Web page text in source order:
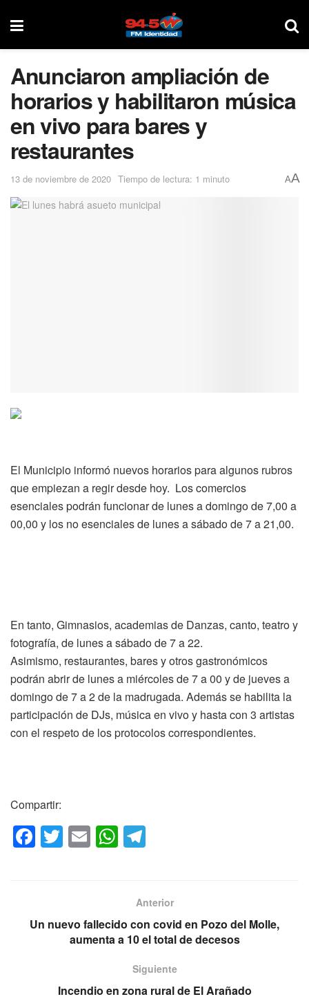
Anunciaron ampliación de
horarios y habilitaron música
en vivo para bares y
restaurantes
13 de noviembre de 2020 Tiempo de lectura: 1 minuto AA
El Municipio informó nuevos horarios para algunos rubros
que empiezan a regir desde hoy. Los comercios
esenciales podrán funcionar de lunes a domingo de 7,00 a
00,00 y los no esenciales de lunes a sábado de 7 a 21,00.
En tanto, Gimnasios, academias de Danzas, canto, teatro y
fotografía, de lunes a sábado de 7 a 22.
Asimismo, restaurantes, bares y otros gastronómicos
podrán abrir de lunes a miércoles de 7 a 00 y de jueves a
domingo de 7 a 2 de la madrugada. Además se habilita la
participación de DJs, música en vivo y hasta con 3 artistas
con el respeto de los protocolos correspondientes.
Compartir:
F
a
b
T
wi
E
m
W
h
A
p
gr
a
m
Anterior
Un nuevo fallecido con covid en Pozo del Molle,
aumenta a 10 el total de decesos
Siguiente
Incendio en zona rural de El Arañado